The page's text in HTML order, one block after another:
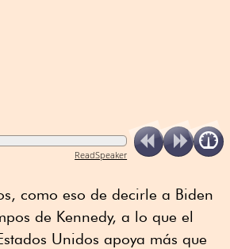
ReadSpeaker
como eso de decirle a Biden
de Kennedy, a lo que el
Unidos apoya más que